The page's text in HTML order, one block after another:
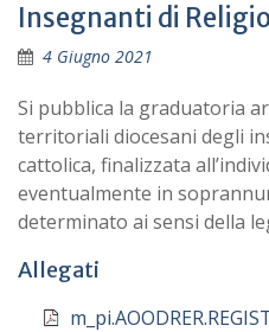
Insegnanti di
4 Giugno 2021
Si pubblica la graduatoria
territoriali diocesani degli
cattolica, finalizzata
eventualmente in
determinato ai sensi della
Allegati